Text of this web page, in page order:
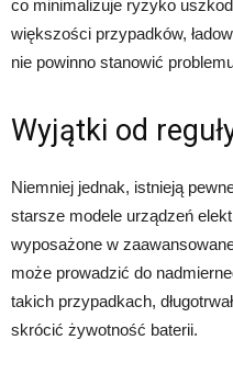
co minimalizuje ryzyko
większości przypadków,
nie powinno stanowić
Wyjątki od
Niemniej jednak, istnieją
starsze modele urządzeń
wyposażone w
może prowadzić do
takich przypadkach,
skrócić żywotność baterii.